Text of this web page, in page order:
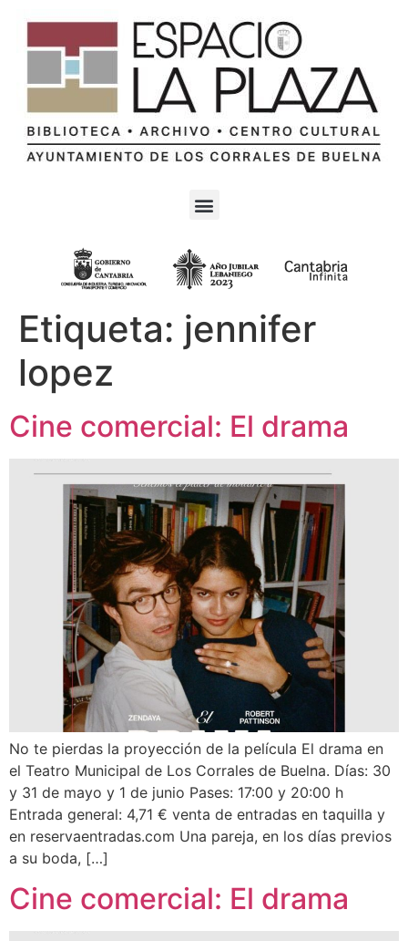
Etiqueta: jennifer
lopez
Cine comercial: El drama
No te pierdas la proyección de la película El drama en
el Teatro Municipal de Los Corrales de Buelna. Días: 30
y 31 de mayo y 1 de junio Pases: 17:00 y 20:00 h
Entrada general: 4,71 € venta de entradas en taquilla y
en reservaentradas.com Una pareja, en los días previos
a su boda, […]
Cine comercial: El drama